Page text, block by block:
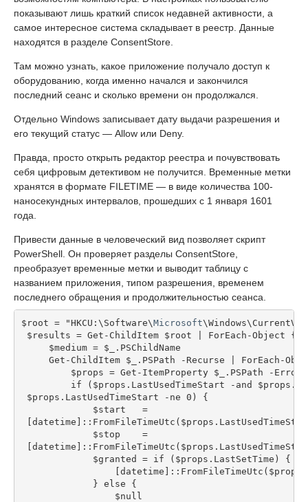
показывают лишь краткий список недавней активности, а
самое интересное система складывает в реестр. Данные
находятся в разделе ConsentStore.
Там можно узнать, какое приложение получало доступ к
оборудованию, когда именно начался и закончился
последний сеанс и сколько времени он продолжался.
Отдельно Windows записывает дату выдачи разрешения и
его текущий статус — Allow или Deny.
Правда, просто открыть редактор реестра и почувствовать
себя цифровым детективом не получится. Временные метки
хранятся в формате FILETIME — в виде количества 100-
наносекундных интервалов, прошедших с 1 января 1601
года.
Привести данные в человеческий вид позволяет скрипт
PowerShell. Он проверяет разделы ConsentStore,
преобразует временные метки и выводит таблицу с
названием приложения, типом разрешения, временем
последнего обращения и продолжительностью сеанса.
$root = "HKCU:\Software\Microsoft
$results = Get-ChildItem $root | ForEach-Object {
$medium = $_.PSChildName
Get-ChildItem $_.PSPath -Recurse | ForEach-
$props = Get-ItemProperty $_.PSPath -
if ($props.LastUsedTimeStart -and
$props.LastUsedTimeStart -ne 0) {
$start   =
$stop    =
$granted = if ($props.LastSetTime) {
} else {
$null